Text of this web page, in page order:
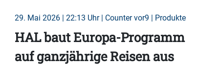
29. Mai 2026 | 22:13 Uhr | Counter vor9 | Produkte
HAL baut Europa-Programm
auf ganzjährige Reisen aus